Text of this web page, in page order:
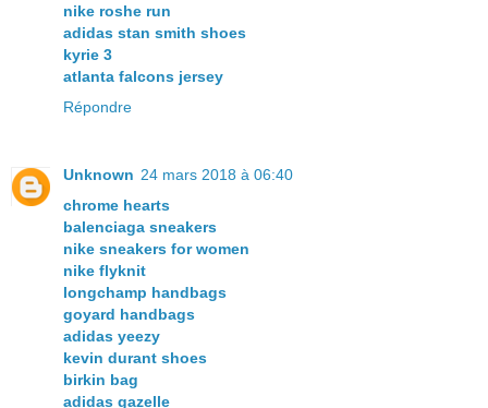
nike roshe run
adidas stan smith shoes
kyrie 3
atlanta falcons jersey
Répondre
Unknown 24 mars 2018 à 06:40
chrome hearts
balenciaga sneakers
nike sneakers for women
nike flyknit
longchamp handbags
goyard handbags
adidas yeezy
kevin durant shoes
birkin bag
adidas gazelle